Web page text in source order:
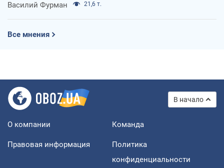
Василий Фурман 21,6 т.
Все мнения
В начало
О компании Команда
Правовая информация
Политика
конфиденциальности